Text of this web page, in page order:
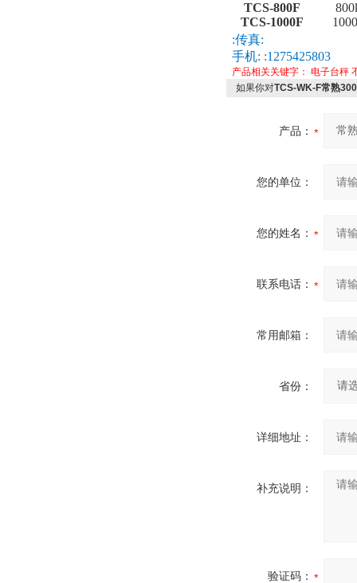
TCS-800F
TCS-1000F
:传真:
手机: :1275425803
产品相关关键字： 电子台秤
如果你对TCS-WK-F常熟
产品：
您的单位：
您的姓名：
联系电话：
常用邮箱：
省份：
详细地址：
补充说明：
验证码：